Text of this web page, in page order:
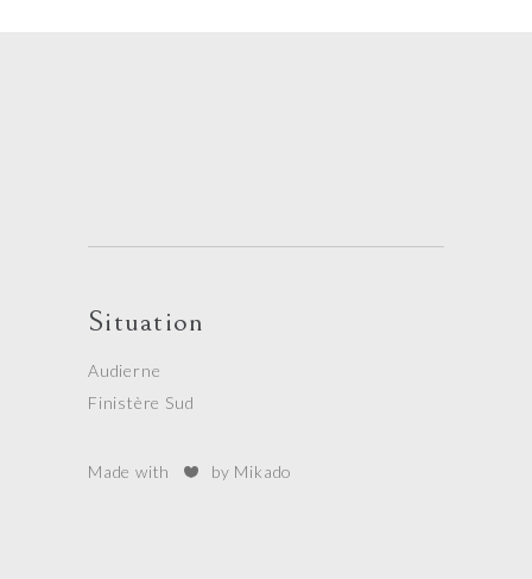
Situation
Audierne
Finistère Sud
Made with by Mikado